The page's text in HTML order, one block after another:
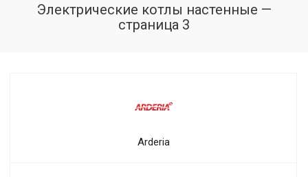
Электрические котлы настенные —
страница 3
Arderia